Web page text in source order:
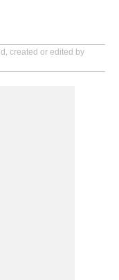
created or edited by